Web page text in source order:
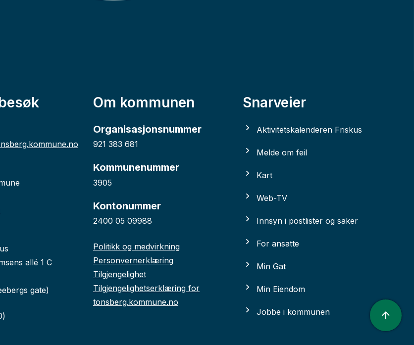
allé 1 C
gate)
Om kommunen
Organisasjonsnummer
921 383 681
Kommunenummer
3905
Kontonummer
2400 05 09988
Politikk og medvirkning
Personvernerklæring
Tilgjengelighet
Tilgjengelighetserklæring for
tonsberg.kommune.no
Snarveier
Aktivitetskalenderen Friskus
Melde om feil
Kart
Web-TV
Innsyn i postlister og saker
For ansatte
Min Gat
Min Eiendom
Jobbe i kommunen